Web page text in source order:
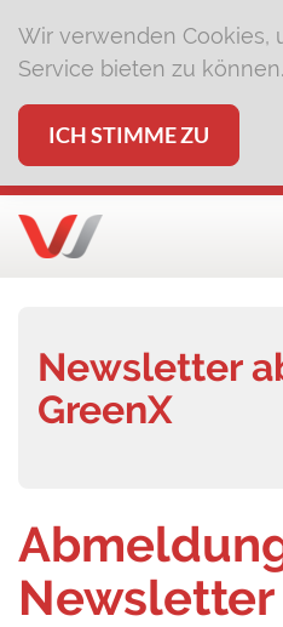
Wir verwenden Cookies,
Service bieten zu können.
ICH STIMME ZU
Newsletter
GreenX
Newsletter